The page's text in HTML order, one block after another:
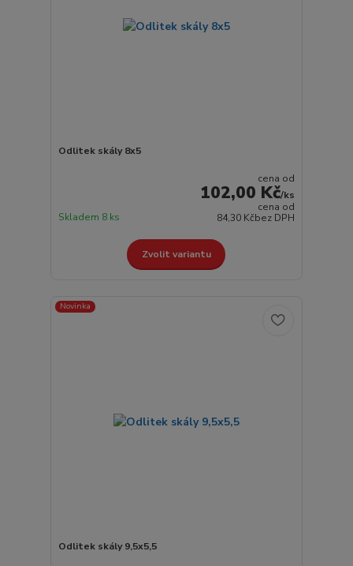
Odlitek skály 8x5
cena od
102,00 Kč/ks
cena od
84,30 Kčbez DPH
Skladem 8 ks
Zvolit variantu
Novinka
Odlitek skály 9,5x5,5